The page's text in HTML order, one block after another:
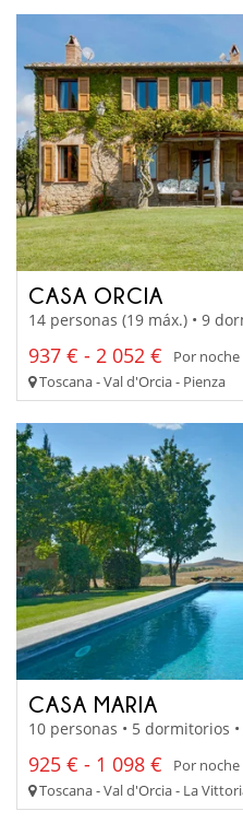
CASA ORCIA
14 personas (19 máx.) • 9
937 € - 2 052 €
Por noche
Toscana - Val d'Orcia - Pienza
CASA MARIA
10 personas • 5 dormitorios
925 € - 1 098 €
Por noche
Toscana - Val d'Orcia - La